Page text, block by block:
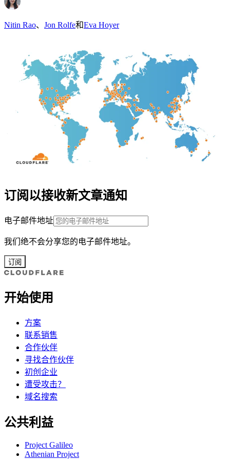
Nitin Rao、 Jon Rolfe和Eva Hoyer
订阅以接收新文章通知
电子邮件地址
我们绝不会分享您的电子邮件地址。
订阅
开始使用
方案
联系销售
合作伙伴
寻找合作伙伴
初创企业
遭受攻击？
域名搜索
公共利益
Project Galileo
Athenian Project